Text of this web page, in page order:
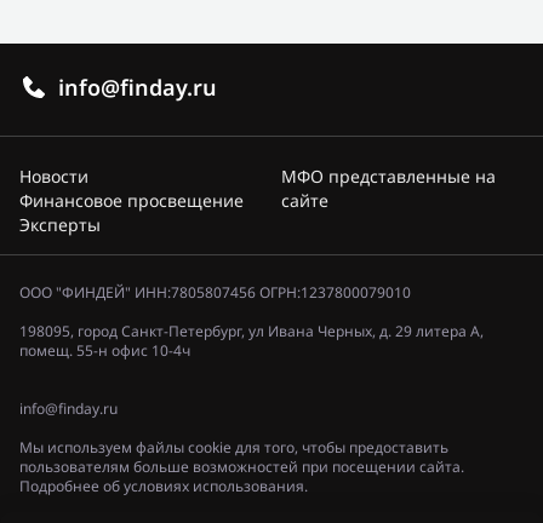
info@finday.ru
Новости
Финансовое просвещение
Эксперты
МФО представленные на
сайте
ООО "ФИНДЕЙ" ИНН:7805807456 ОГРН:1237800079010
198095, город Санкт-Петербург, ул Ивана Черных, д. 29 литера А,
помещ. 55-н офис 10-4ч
info@finday.ru
Мы используем файлы cookie для того, чтобы предоставить
пользователям больше возможностей при посещении сайта.
Подробнее об условиях использования.